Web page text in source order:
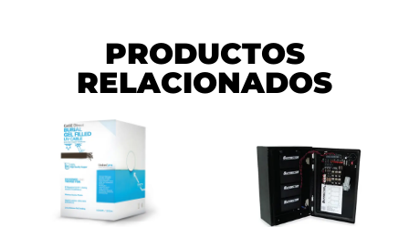
PRODUCTOS
RELACIONADOS